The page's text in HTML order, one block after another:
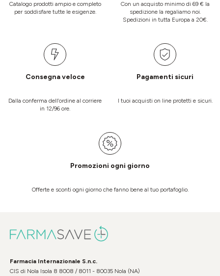
Catalogo prodotti ampio e completo
per soddisfare tutte le esigenze.
Con un acquisto minimo di 69 € la
spedizione la regaliamo noi.
Spedizioni in tutta Europa a 20€.
Consegna veloce
Dalla conferma dell’ordine al corriere
in 12/96 ore.
Pagamenti sicuri
I tuoi acquisti on line protetti e sicuri.
Promozioni ogni giorno
Offerte e sconti ogni giorno che fanno bene al tuo portafoglio.
Farmacia Internazionale S.n.c.
CIS di Nola Isola 8 8008 / 8011 - 80035 Nola (NA)